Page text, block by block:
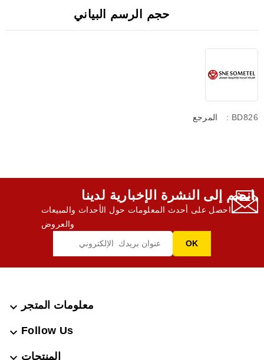
حجم الرسم البياني
المرجع : BD826
انضم إلى النشرة الإخبارية لدينا,
احصل على أحدث المعلومات حول الأحداث والمبيعات
والعروض
معلومات المتجر 
Follow Us

المنتجات